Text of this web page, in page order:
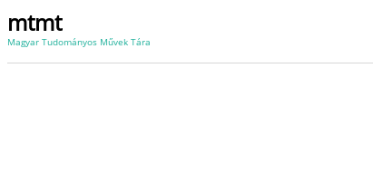
mtmt
Magyar Tudományos Művek Tára